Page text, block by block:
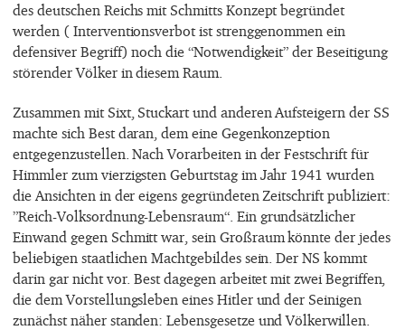
des deutschen Reichs mit Schmitts Konzept begründet
werden ( Interventionsverbot ist strenggenommen ein
defensiver Begriff) noch die “Notwendigkeit” der Beseitigung
störender Völker in diesem Raum.
Zusammen mit Sixt, Stuckart und anderen Aufsteigern der SS
machte sich Best daran, dem eine Gegenkonzeption
entgegenzustellen. Nach Vorarbeiten in der Festschrift für
Himmler zum vierzigsten Geburtstag im Jahr 1941 wurden
die Ansichten in der eigens gegründeten Zeitschrift publiziert:
”Reich-Volksordnung-Lebensraum“. Ein grundsätzlicher
Einwand gegen Schmitt war, sein Großraum könnte der jedes
beliebigen staatlichen Machtgebildes sein. Der NS kommt
darin gar nicht vor. Best dagegen arbeitet mit zwei Begriffen,
die dem Vorstellungsleben eines Hitler und der Seinigen
zunächst näher standen: Lebensgesetze und Völkerwillen.